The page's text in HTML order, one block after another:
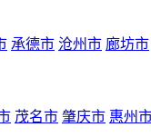
承德市 沧州市 廊坊市
茂名市 肇庆市 惠州